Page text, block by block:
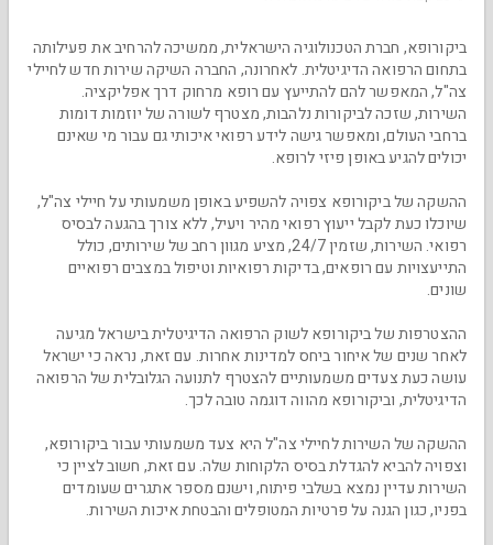
ביקורופא, חברת הטכנולוגיה הישראלית, ממשיכה להרחיב את פעילותה
בתחום הרפואה הדיגיטלית. לאחרונה, החברה השיקה שירות חדש לחיילי
צה"ל, המאפשר להם להתייעץ עם רופא מרחוק דרך אפליקציה.
השירות, שזכה לביקורות נלהבות, מצטרף לשורה של יוזמות דומות
ברחבי העולם, ומאפשר גישה לידע רפואי איכותי גם עבור מי שאינם
יכולים להגיע באופן פיזי לרופא.
ההשקה של ביקורופא צפויה להשפיע באופן משמעותי על חיילי צה"ל,
שיוכלו כעת לקבל ייעוץ רפואי מהיר ויעיל, ללא צורך בהגעה לבסיס
רפואי. השירות, שזמין 24/7, מציע מגוון רחב של שירותים, כולל
התייעצויות עם רופאים, בדיקות רפואיות וטיפול במצבים רפואיים
שונים.
ההצטרפות של ביקורופא לשוק הרפואה הדיגיטלית בישראל מגיעה
לאחר שנים של איחור ביחס למדינות אחרות. עם זאת, נראה כי ישראל
עושה כעת צעדים משמעותיים להצטרף לתנועה הגלובלית של הרפואה
הדיגיטלית, וביקורופא מהווה דוגמה טובה לכך.
ההשקה של השירות לחיילי צה"ל היא צעד משמעותי עבור ביקורופא,
וצפויה להביא להגדלת בסיס הלקוחות שלה. עם זאת, חשוב לציין כי
השירות עדיין נמצא בשלבי פיתוח, וישנם מספר אתגרים שעומדים
בפניו, כגון הגנה על פרטיות המטופלים והבטחת איכות השירות.